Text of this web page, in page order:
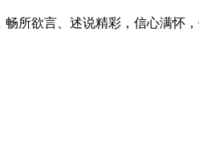
欲言、述说精彩，信心满怀